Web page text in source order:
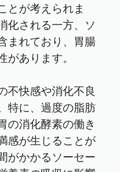
とが考えられま
化される一方、ソ
まれており、胃腸
あります。
不快感や消化不良
特に、過度の脂肪
の消化酵素の働き
感が生じることが
がかかるソーセー